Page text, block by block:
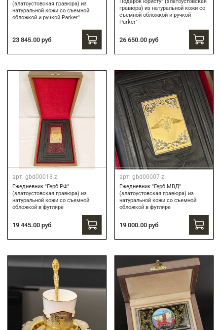
(златоустовская гравюра) из
натуральной кожи со съемной
обложкой и ручкой Parker"
23 845.00 руб
Подарок юристу" (златоустовская
гравюра) из натуральной кожи со
съемной обложкой и ручкой
Parker"
26 650.00 руб
арт. gbd00013-z
Ежедневник "Герб РФ"
(златоустовская гравюра) из
натуральной кожи со съемной
обложкой в футляре
19 445.00 руб
арт. gbd00007-z
Ежедневник "Герб МВД"
(златоустовская гравюра) из
натуральной кожи со съемной
обложкой в футляре
19 000.00 руб